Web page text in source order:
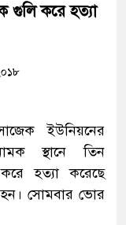
গুলি করে হত্যা
ইউনিয়নের
স্থানে তিন
হত্যা করেছে
সোমবার ভোর